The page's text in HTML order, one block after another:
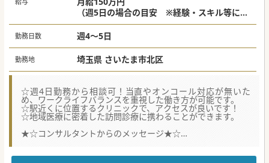
（週5日の場合の目安 ※経験・スキル等によ
り優遇）
勤務日数 週4～5日
勤務地 埼玉県 さいたま市北区
☆週4日勤務から相談可！当直やオンコール対応が無いた
め、ワークライフバランスを重視した働き方が可能です。
☆駅近くに位置するクリニックで、アクセスが良いです！
☆地域医療に密着した訪問診療に携わることができます。
★☆コンサルタントからのメッセージ★☆
昭和期に開院して以来の歴史を持ち、地域のかかりつけ医と
一般内科外来はもちろん、糖尿病や循環器内科の専門外来、